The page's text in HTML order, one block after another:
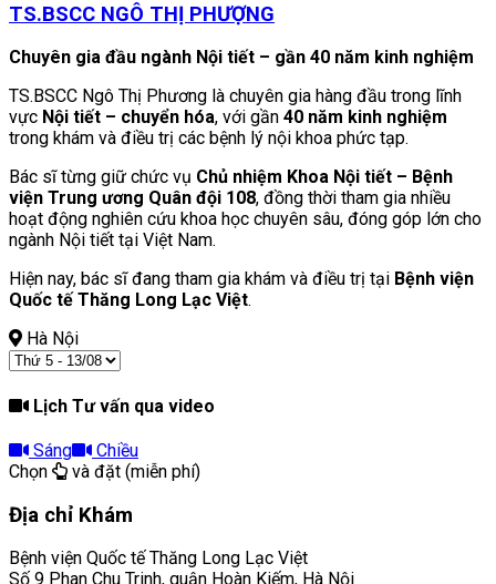
TS.BSCC NGÔ THỊ PHƯỢNG
Chuyên gia đầu ngành Nội tiết – gần 40 năm kinh nghiệm
TS.BSCC Ngô Thị Phương là chuyên gia hàng đầu trong lĩnh
vực Nội tiết – chuyển hóa, với gần 40 năm kinh nghiệm
trong khám và điều trị các bệnh lý nội khoa phức tạp.
Bác sĩ từng giữ chức vụ Chủ nhiệm Khoa Nội tiết – Bệnh
viện Trung ương Quân đội 108, đồng thời tham gia nhiều
hoạt động nghiên cứu khoa học chuyên sâu, đóng góp lớn cho
ngành Nội tiết tại Việt Nam.
Hiện nay, bác sĩ đang tham gia khám và điều trị tại Bệnh viện
Quốc tế Thăng Long Lạc Việt.
Hà Nội
Lịch Tư vấn qua video
Sáng
Chiều
Chọn
và đặt (miễn phí)
Địa chỉ Khám
Bệnh viện Quốc tế Thăng Long Lạc Việt
Số 9 Phan Chu Trinh, quận Hoàn Kiếm, Hà Nội